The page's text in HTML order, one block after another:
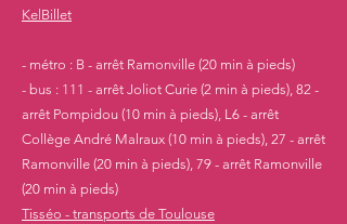
KelBillet
- métro : B - arrêt Ramonville (20 min à pieds)
- bus : 111 - arrêt Joliot Curie (2 min à pieds), 82 -
arrêt Pompidou (10 min à pieds), L6 - arrêt
Collège André Malraux (10 min à pieds), 27 - arrêt
Ramonville (20 min à pieds), 79 - arrêt Ramonville
(20 min à pieds)
Tisséo - transports de Toulouse